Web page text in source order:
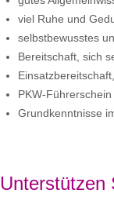
viel Ruhe und
selbstbewusstes
Bereitschaft, sich
PKW-
Grundkenntnisse
Unterstützen